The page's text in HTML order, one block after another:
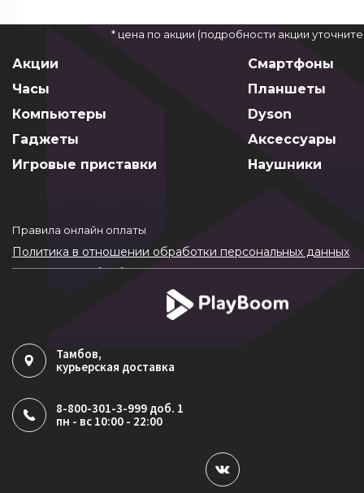
* цена по акции (подробности акции
Акции
Смартфоны
Часы
Планшеты
Компьютеры
Dyson
Гаджеты
Аксессуары
Игровые приставки
Наушники
Правила онлайн оплаты
Политика в отношении обработки персональных данных
Согласие на обработку ПДн
Политика обработки файлов cookie
Тамбов,
курьерская доставка
8-800-301-3-999 доб. 1
пн - вс 10:00 - 22:00